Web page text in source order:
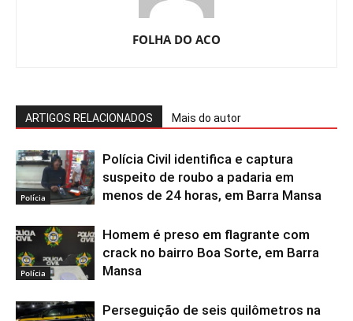
FOLHA DO ACO
ARTIGOS RELACIONADOS Mais do autor
Polícia
Polícia Civil identifica e captura
suspeito de roubo a padaria em
menos de 24 horas, em Barra Mansa
Polícia
Homem é preso em flagrante com
crack no bairro Boa Sorte, em Barra
Mansa
Perseguição de seis quilômetros na